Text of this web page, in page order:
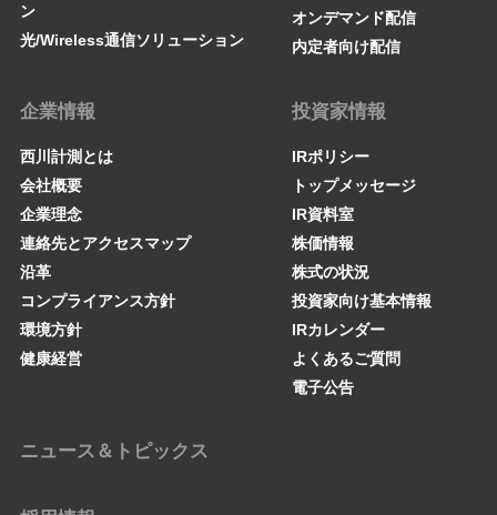
ン
光/Wireless通信ソリューション
オンデマンド配信
内定者向け配信
企業情報
西川計測とは
会社概要
企業理念
連絡先とアクセスマップ
沿革
コンプライアンス方針
環境方針
健康経営
投資家情報
IRポリシー
トップメッセージ
IR資料室
株価情報
株式の状況
投資家向け基本情報
IRカレンダー
よくあるご質問
電子公告
ニュース＆トピックス